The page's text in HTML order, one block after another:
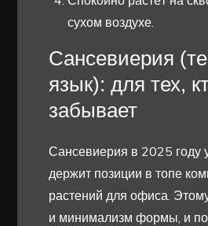
сухом воздухе.
Сансевиерия
язык): для тех,
забывает
Сансевиерия в 2025 году
держит позиции в топе
растений для офиса.
и минимализм формы, и